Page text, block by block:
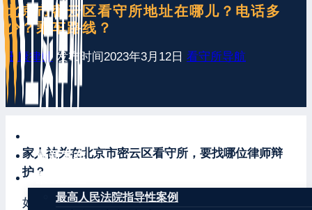
最新发布
案例分享
最高人民法院指导性案例
北京市密云区看守所地址在哪儿？电话多
少？乘车路线？
王康律师 发布时间2023年3月12日 看守所导航
家人被关在北京市密云区看守所，要找哪位律师辩
护？
如果您的家人被羁押在北京市密云区看守所，请第